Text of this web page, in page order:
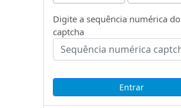
Digite a sequência numérica do
captcha